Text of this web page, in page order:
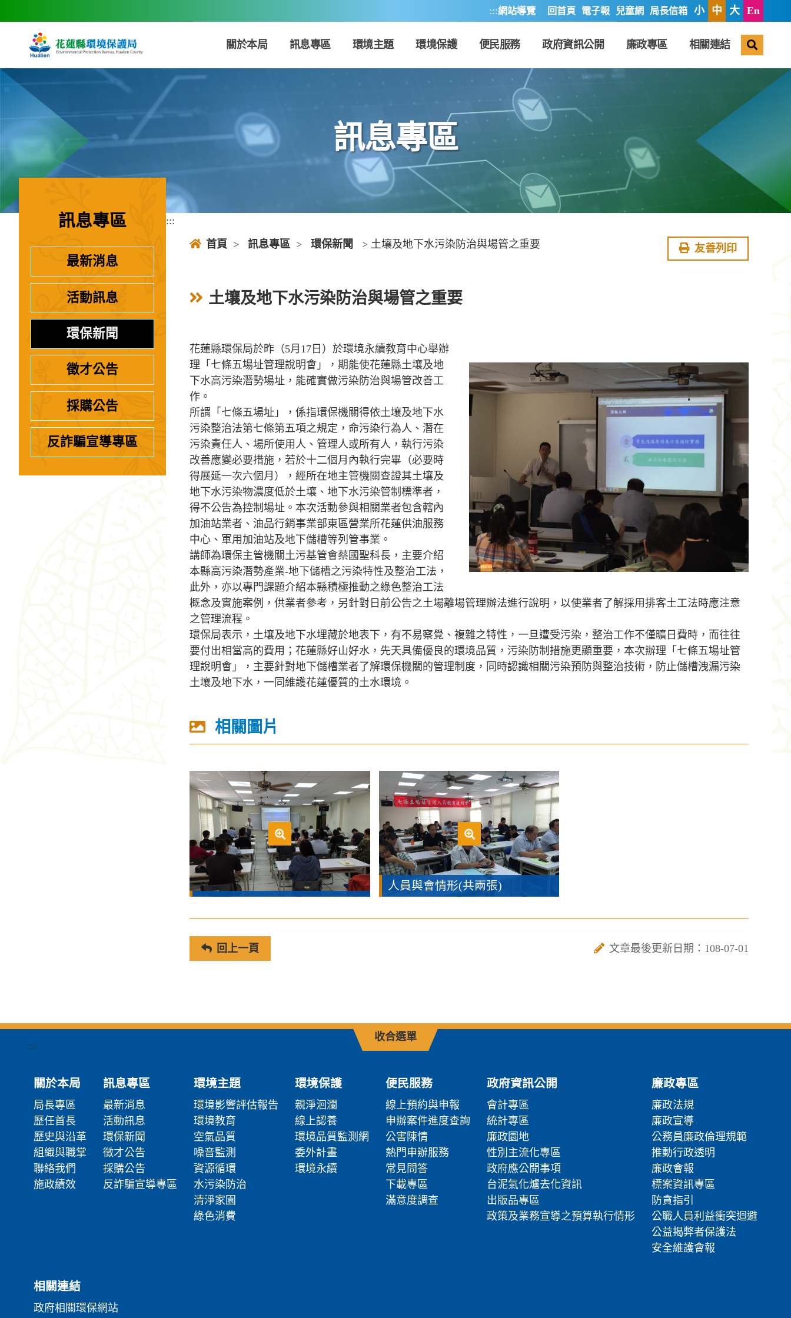
:::網站導覽 回首頁 電子報 兒童網 局長信箱 小 中 大 En
關於本局 訊息專區 環境主題 環境保護 便民服務 政府資訊公開 廉政專區 相關連結
訊息專區
訊息專區
最新消息
活動訊息
環保新聞
徵才公告
採購公告
反詐騙宣導專區
:::
首頁 > 訊息專區 > 環保新聞 > 土壤及地下水污染防治與場管之重要 友善列印
土壤及地下水污染防治與場管之重要
花蓮縣環保局於昨（5月17日）於環境永續教育中心舉辦
理「七條五場址管理說明會」，期能使花蓮縣土壤及地
下水高污染潛勢場址，能確實做污染防治與場管改善工
作。
所謂「七條五場址」，係指環保機關得依土壤及地下水
污染整治法第七條第五項之規定，命污染行為人、潛在
污染責任人、場所使用人、管理人或所有人，執行污染
改善應變必要措施，若於十二個月內執行完畢（必要時
得展延一次六個月），經所在地主管機關查證其土壤及
地下水污染物濃度低於土壤、地下水污染管制標準者，
得不公告為控制場址。本次活動參與相關業者包含轄內
加油站業者、油品行銷事業部東區營業所花蓮供油服務
中心、軍用加油站及地下儲槽等列管事業。
講師為環保主管機關土污基管會蔡國聖科長，主要介紹
本縣高污染潛勢產業-地下儲槽之污染特性及整治工法，
此外，亦以專門課題介紹本縣積極推動之綠色整治工法
概念及實施案例，供業者參考，另針對日前公告之土場離場管理辦法進行說明，以使業者了解採用排客土工法時應注意
之管理流程。
環保局表示，土壤及地下水埋藏於地表下，有不易察覺、複雜之特性，一旦遭受污染，整治工作不僅曠日費時，而往往
要付出相當高的費用；花蓮縣好山好水，先天具備優良的環境品質，污染防制措施更顯重要，本次辦理「七條五場址管
理說明會」，主要針對地下儲槽業者了解環保機關的管理制度，同時認識相關污染預防與整治技術，防止儲槽洩漏污染
土壤及地下水，一同維護花蓮優質的土水環境。
相關圖片
人員與會情形(共兩張)
回上一頁 文章最後更新日期：108-07-01
收合選單
:::
關於本局
局長專區
歷任首長
歷史與沿革
組織與職掌
聯絡我們
施政績效
訊息專區
最新消息
活動訊息
環保新聞
徵才公告
採購公告
反詐騙宣導專區
環境主題
環境影響評估報告
環境教育
空氣品質
噪音監測
資源循環
水污染防治
清淨家園
綠色消費
環境保護
親淨洄瀾
線上認養
環境品質監測網
委外計畫
環境永續
便民服務
線上預約與申報
申辦案件進度查詢
公害陳情
熱門申辦服務
常見問答
下載專區
滿意度調查
政府資訊公開
會計專區
統計專區
廉政園地
性別主流化專區
政府應公開事項
台泥氣化爐去化資訊
出版品專區
政策及業務宣導之預算執行情形
廉政專區
廉政法規
廉政宣導
公務員廉政倫理規範
推動行政透明
廉政會報
標案資訊專區
防貪指引
公職人員利益衝突迴避
公益揭弊者保護法
安全維護會報
相關連結
政府相關環保網站